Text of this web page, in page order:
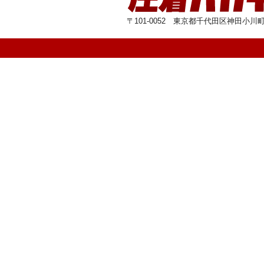
〒101-0052 東京都千代田区神田小川